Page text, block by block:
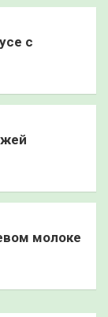
с
молоке